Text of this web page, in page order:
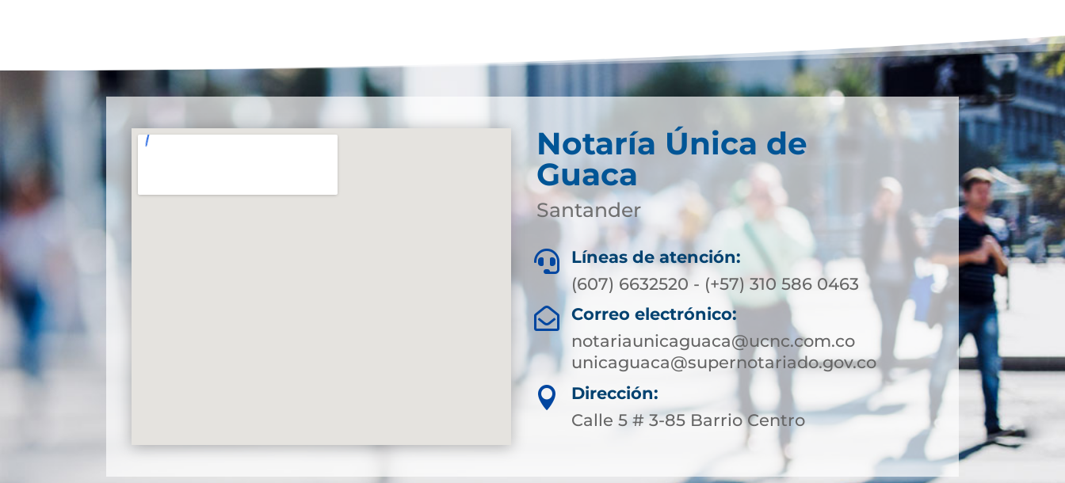
Notaría Única de
Guaca
Santander

Líneas de atención:
(607) 6632520 - (+57) 310 586 0463

Correo electrónico:
notariaunicaguaca@ucnc.com.co
unicaguaca@supernotariado.gov.co

Dirección:
Calle 5 # 3-85 Barrio Centro